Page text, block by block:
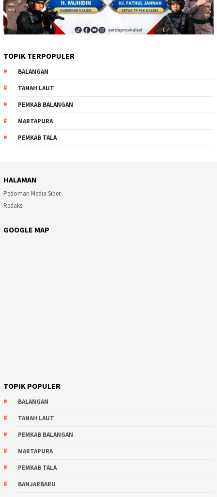
TOPIK TERPOPULER
BALANGAN
TANAH LAUT
PEMKAB BALANGAN
MARTAPURA
PEMKAB TALA
HALAMAN
Pedoman Media Siber
Redaksi
GOOGLE MAP
TOPIK POPULER
BALANGAN
TANAH LAUT
PEMKAB BALANGAN
MARTAPURA
PEMKAB TALA
BANJARBARU